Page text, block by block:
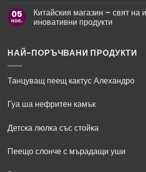
–
ароматът
като
Оригинален
подарък
за
05
ное.
Китайския магазин – свят на
иновативни продукти
Китайския
магазин
изгодни
иновативни
продукти
НАЙ-ПОРЪЧВАНИ ПРОДУКТИ
Танцуващ пеещ кактус Алехандро
Гуа ша нефритен камък
Детска люлка със стойка
Пеещо слонче с мърадащи уши